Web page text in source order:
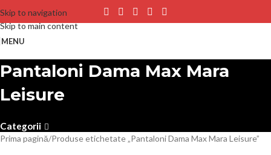
Skip to navigation
Skip to main content
MENU
Pantaloni Dama Max Mara
Leisure
Categorii
Prima pagină Produse etichetate „Pantaloni Dama Max Mara Leisure”